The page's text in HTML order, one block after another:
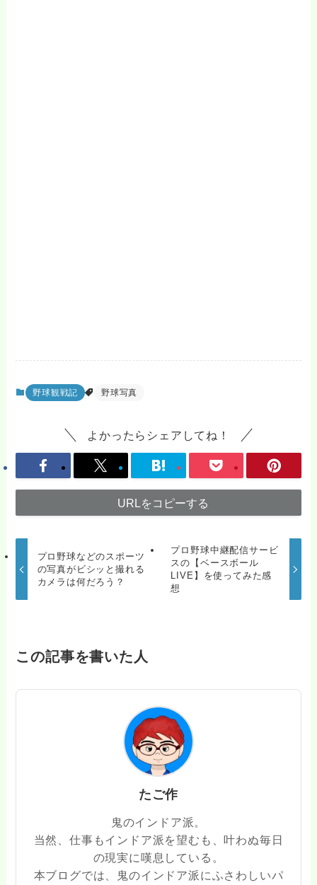
野球観戦記 野球写真
よかったらシェアしてね！
URLをコピーする
プロ野球などのスポーツ
の写真がビシッと撮れる
カメラは何だろう？
プロ野球中継配信サービ
スの【ベースボール
LIVE】を使ってみた感
想
この記事を書いた人
たご作
鬼のインドア派。
当然、仕事もインドア派を望むも、叶わぬ毎日
の現実に嘆息している。
本ブログでは、鬼のインドア派にふさわしいパ